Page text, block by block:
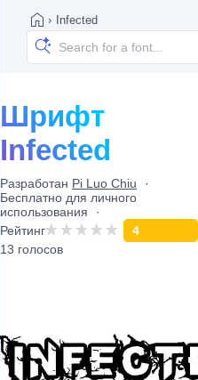
› Infected
Шрифт
Infected
Разработан Pi Luo Chiu
Бесплатно для личного
использования
Рейтинг
4
13 голосов